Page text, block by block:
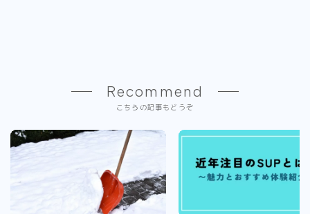
Recommend
こちらの記事もどうぞ